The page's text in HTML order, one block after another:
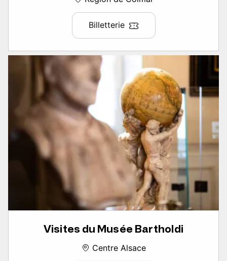
Billetterie
Visites du Musée Bartholdi
Centre Alsace